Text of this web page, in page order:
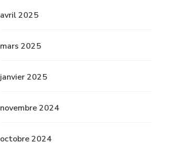
avril 2025
mars 2025
janvier 2025
novembre 2024
octobre 2024